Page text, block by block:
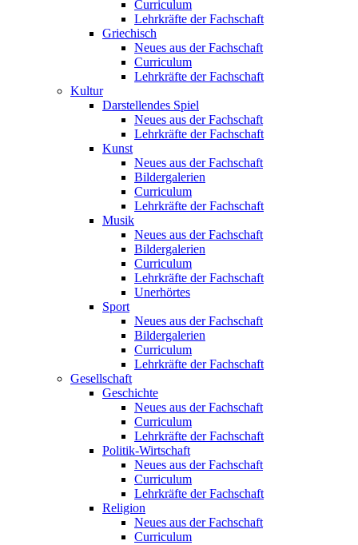
Curriculum
Lehrkräfte der Fachschaft
Griechisch
Neues aus der Fachschaft
Curriculum
Lehrkräfte der Fachschaft
Kultur
Darstellendes Spiel
Neues aus der Fachschaft
Lehrkräfte der Fachschaft
Kunst
Neues aus der Fachschaft
Bildergalerien
Curriculum
Lehrkräfte der Fachschaft
Musik
Neues aus der Fachschaft
Bildergalerien
Curriculum
Lehrkräfte der Fachschaft
Unerhörtes
Sport
Neues aus der Fachschaft
Bildergalerien
Curriculum
Lehrkräfte der Fachschaft
Gesellschaft
Geschichte
Neues aus der Fachschaft
Curriculum
Lehrkräfte der Fachschaft
Politik-Wirtschaft
Neues aus der Fachschaft
Curriculum
Lehrkräfte der Fachschaft
Religion
Neues aus der Fachschaft
Curriculum